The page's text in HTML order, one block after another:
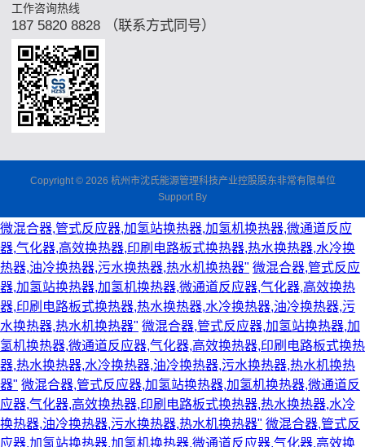
工作咨询热线
187 5820 8828 （联系方式同号）
Copyright © 2026 杭州市沈氏能源管理科技产业控股股东非常有限单位
Support By
微混合器,管式反应器,加氢站换热器,加氢机换热器,微通道反应
器,气化器,高效换热器,印刷电路板式换热器,热水换热器,水冷换
热器,油冷换热器,污水换热器,热水机换热器" 微混合器,管式反应
器,加氢站换热器,加氢机换热器,微通道反应器,气化器,高效换热
器,印刷电路板式换热器,热水换热器,水冷换热器,油冷换热器,污
水换热器,热水机换热器" 微混合器,管式反应器,加氢站换热器,加
氢机换热器,微通道反应器,气化器,高效换热器,印刷电路板式换热
器,热水换热器,水冷换热器,油冷换热器,污水换热器,热水机换热
器" 微混合器,管式反应器,加氢站换热器,加氢机换热器,微通道反
应器,气化器,高效换热器,印刷电路板式换热器,热水换热器,水冷
换热器,油冷换热器,污水换热器,热水机换热器" 微混合器,管式反
应器,加氢站换热器,加氢机换热器,微通道反应器,气化器,高效换